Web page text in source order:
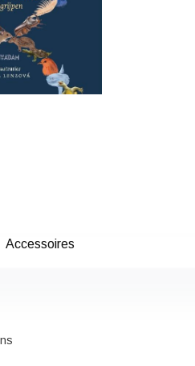
Accessoires